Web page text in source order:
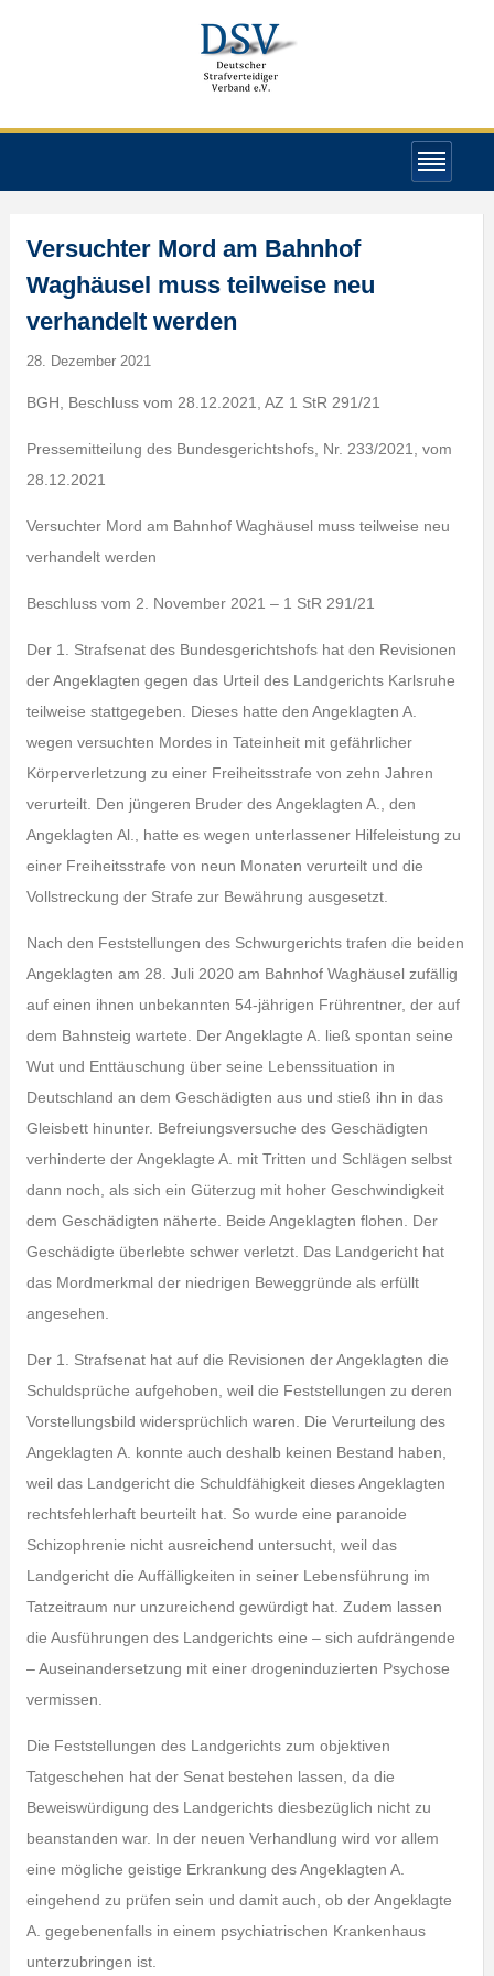
Versuchter Mord am Bahnhof
Waghäusel muss teilweise neu
verhandelt werden
28. Dezember 2021
BGH, Beschluss vom 28.12.2021, AZ 1 StR 291/21
Pressemitteilung des Bundesgerichtshofs, Nr. 233/2021, vom
28.12.2021
Versuchter Mord am Bahnhof Waghäusel muss teilweise neu
verhandelt werden
Beschluss vom 2. November 2021 – 1 StR 291/21
Der 1. Strafsenat des Bundesgerichtshofs hat den Revisionen
der Angeklagten gegen das Urteil des Landgerichts Karlsruhe
teilweise stattgegeben. Dieses hatte den Angeklagten A.
wegen versuchten Mordes in Tateinheit mit gefährlicher
Körperverletzung zu einer Freiheitsstrafe von zehn Jahren
verurteilt. Den jüngeren Bruder des Angeklagten A., den
Angeklagten Al., hatte es wegen unterlassener Hilfeleistung zu
einer Freiheitsstrafe von neun Monaten verurteilt und die
Vollstreckung der Strafe zur Bewährung ausgesetzt.
Nach den Feststellungen des Schwurgerichts trafen die beiden
Angeklagten am 28. Juli 2020 am Bahnhof Waghäusel zufällig
auf einen ihnen unbekannten 54-jährigen Frührentner, der auf
dem Bahnsteig wartete. Der Angeklagte A. ließ spontan seine
Wut und Enttäuschung über seine Lebenssituation in
Deutschland an dem Geschädigten aus und stieß ihn in das
Gleisbett hinunter. Befreiungsversuche des Geschädigten
verhinderte der Angeklagte A. mit Tritten und Schlägen selbst
dann noch, als sich ein Güterzug mit hoher Geschwindigkeit
dem Geschädigten näherte. Beide Angeklagten flohen. Der
Geschädigte überlebte schwer verletzt. Das Landgericht hat
das Mordmerkmal der niedrigen Beweggründe als erfüllt
angesehen.
Der 1. Strafsenat hat auf die Revisionen der Angeklagten die
Schuldsprüche aufgehoben, weil die Feststellungen zu deren
Vorstellungsbild widersprüchlich waren. Die Verurteilung des
Angeklagten A. konnte auch deshalb keinen Bestand haben,
weil das Landgericht die Schuldfähigkeit dieses Angeklagten
rechtsfehlerhaft beurteilt hat. So wurde eine paranoide
Schizophrenie nicht ausreichend untersucht, weil das
Landgericht die Auffälligkeiten in seiner Lebensführung im
Tatzeitraum nur unzureichend gewürdigt hat. Zudem lassen
die Ausführungen des Landgerichts eine – sich aufdrängende
– Auseinandersetzung mit einer drogeninduzierten Psychose
vermissen.
Die Feststellungen des Landgerichts zum objektiven
Tatgeschehen hat der Senat bestehen lassen, da die
Beweiswürdigung des Landgerichts diesbezüglich nicht zu
beanstanden war. In der neuen Verhandlung wird vor allem
eine mögliche geistige Erkrankung des Angeklagten A.
eingehend zu prüfen sein und damit auch, ob der Angeklagte
A. gegebenenfalls in einem psychiatrischen Krankenhaus
unterzubringen ist.